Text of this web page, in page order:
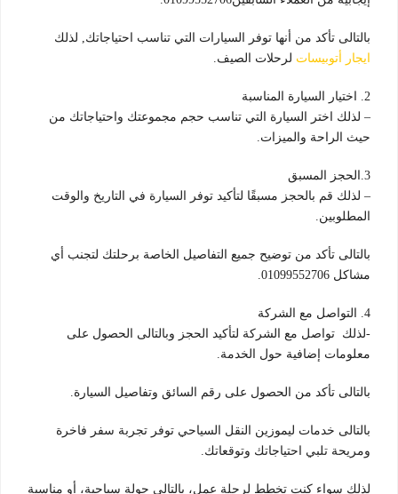
بالتالى تأكد من أنها توفر السيارات التي تناسب احتياجاتك, لذلك
ايجار أتوبيسات لرحلات الصيف.
2. اختيار السيارة المناسبة
– لذلك اختر السيارة التي تناسب حجم مجموعتك واحتياجاتك من
حيث الراحة والميزات.
3.الحجز المسبق
– لذلك قم بالحجز مسبقًا لتأكيد توفر السيارة في التاريخ والوقت
المطلوبين.
بالتالى تأكد من توضيح جميع التفاصيل الخاصة برحلتك لتجنب أي
مشاكل 01099552706.
4. التواصل مع الشركة
-لذلك تواصل مع الشركة لتأكيد الحجز وبالتالى الحصول على
معلومات إضافية حول الخدمة.
بالتالى تأكد من الحصول على رقم السائق وتفاصيل السيارة.
بالتالى خدمات ليموزين النقل السياحي توفر تجربة سفر فاخرة
ومريحة تلبي احتياجاتك وتوقعاتك.
لذلك سواء كنت تخطط لرحلة عمل، بالتالى جولة سياحية، أو مناسبة